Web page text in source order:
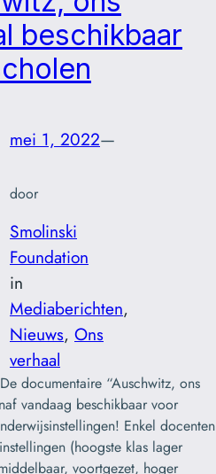
beschikbaar
mei 1, 2022—
door
Smolinski
Foundation
in
Mediaberichten
Nieuws, Ons
verhaal
documentaire “Auschwitz, ons
vandaag beschikbaar voor
Enkel docenten
(hoogste klas lager
voortgezet, hoger